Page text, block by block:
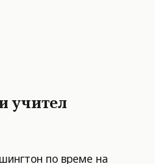
учител
по време на